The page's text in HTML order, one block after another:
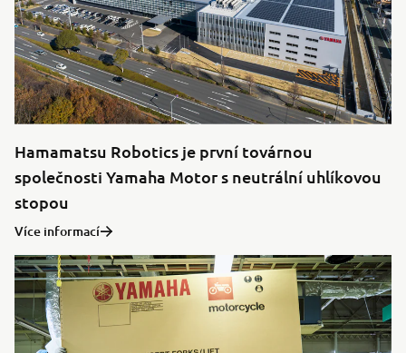
Hamamatsu Robotics je první továrnou
společnosti Yamaha Motor s neutrální uhlíkovou
stopou
Více informací